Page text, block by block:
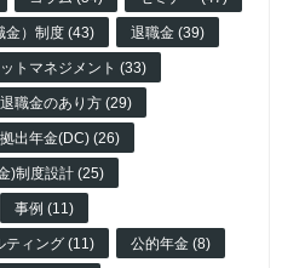
金）制度 (43) 退職金 (39)
トマネジメント (33)
職金のあり方 (29)
出年金(DC) (26)
)制度設計 (25)
事例 (11)
ティング (11) 公的年金 (8)